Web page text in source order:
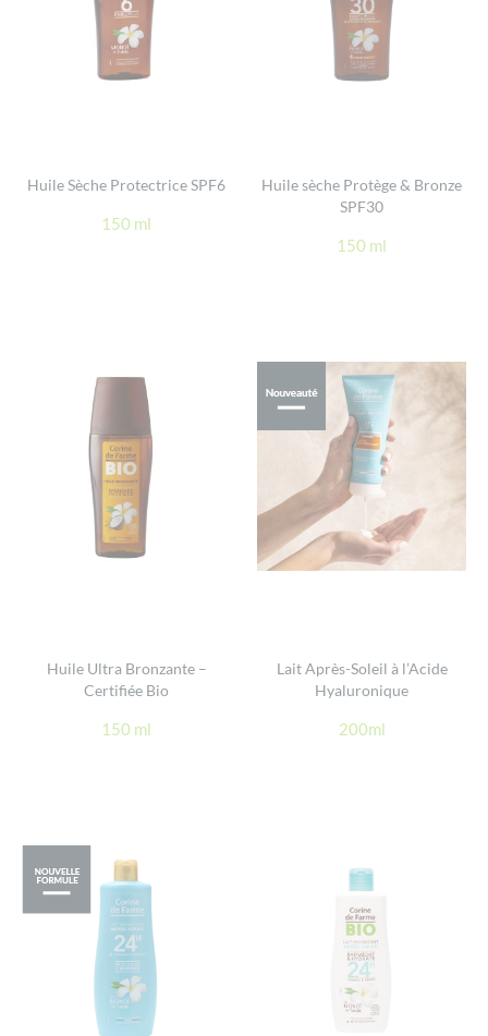
Huile Sèche Protectrice SPF6
150 ml
Huile sèche Protège & Bronze
SPF30
150 ml
Huile Ultra Bronzante –
Certifiée Bio
150 ml
Lait Après-Soleil à l’Acide
Hyaluronique
200ml